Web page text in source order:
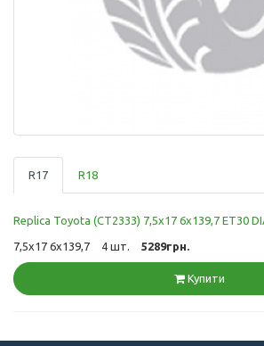
R17 R18
Replica Toyota (CT2333) 7,5x17 6x139,7 ET30
7,5x17 6x139,7 4 шт. 5289грн.
Купити